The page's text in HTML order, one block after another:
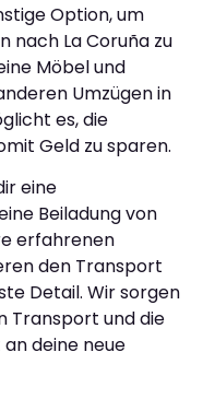
Option, um
nach La Coruña zu
Möbel und
Umzügen in
es, die
Geld zu sparen.
eine
Beiladung von
erfahrenen
den Transport
Detail. Wir sorgen
Transport und die
deine neue